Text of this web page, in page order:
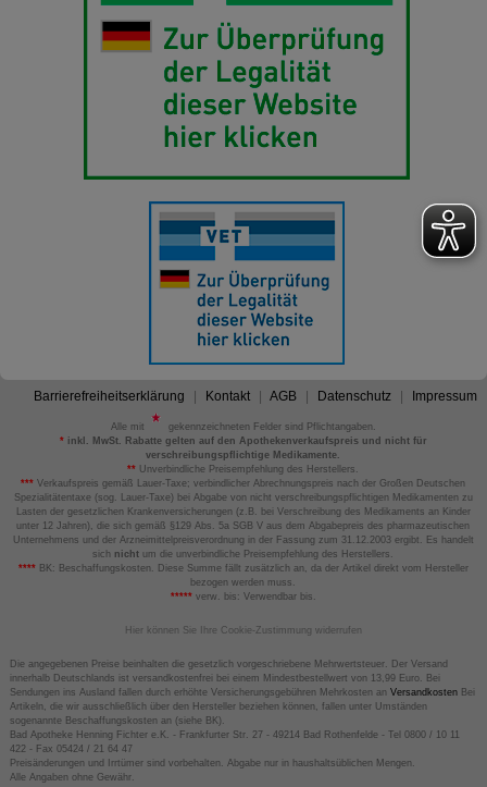
Barrierefreiheitserklärung Kontakt AGB Datenschutz Impressum
Alle mit
gekennzeichneten Felder sind Pflichtangaben.
*inkl. MwSt. Rabatte gelten auf den Apothekenverkaufspreis und nicht für
verschreibungspflichtige Medikamente.
** Unverbindliche Preisempfehlung des Herstellers.
*** Verkaufspreis gemäß Lauer-Taxe; verbindlicher Abrechnungspreis nach der Großen Deutschen
Spezialitätentaxe (sog. Lauer-Taxe) bei Abgabe von nicht verschreibungspflichtigen Medikamenten zu
Lasten der gesetzlichen Krankenversicherungen (z.B. bei Verschreibung des Medikaments an Kinder
unter 12 Jahren), die sich gemäß §129 Abs. 5a SGB V aus dem Abgabepreis des pharmazeutischen
Unternehmens und der Arzneimittelpreisverordnung in der Fassung zum 31.12.2003 ergibt. Es handelt
sich nicht um die unverbindliche Preisempfehlung des Herstellers.
****BK: Beschaffungskosten. Diese Summe fällt zusätzlich an, da der Artikel direkt vom Hersteller
bezogen werden muss.
*****verw. bis: Verwendbar bis.
Hier können Sie Ihre Cookie-Zustimmung widerrufen
Die angegebenen Preise beinhalten die gesetzlich vorgeschriebene Mehrwertsteuer. Der Versand
innerhalb Deutschlands ist versandkostenfrei bei einem Mindestbestellwert von 13,99 Euro. Bei
Sendungen ins Ausland fallen durch erhöhte Versicherungsgebühren Mehrkosten an VersandkostenBei
Artikeln, die wir ausschließlich über den Hersteller beziehen können, fallen unter Umständen
sogenannte Beschaffungskosten an (siehe BK).
Bad Apotheke Henning Fichter e.K. - Frankfurter Str. 27 - 49214 Bad Rothenfelde - Tel 0800 / 10 11
422 - Fax 05424 / 21 64 47
Preisänderungen und Irrtümer sind vorbehalten. Abgabe nur in haushaltsüblichen Mengen.
Alle Angaben ohne Gewähr.